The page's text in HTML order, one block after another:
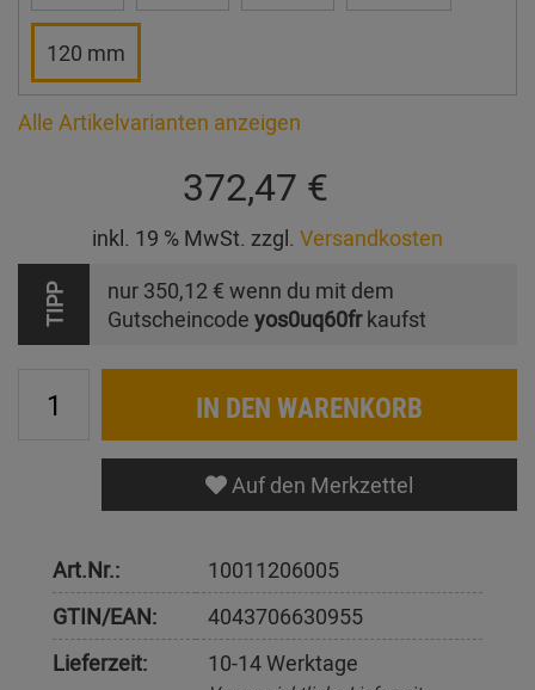
120 mm
Alle Artikelvarianten anzeigen
372,47 €
inkl. 19 % MwSt. zzgl. Versandkosten
TIPP nur 350,12 € wenn du mit dem
Gutscheincode yos0uq60frkaufst
IN DEN WARENKORB
Auf den Merkzettel
Art.Nr.:
10011206005
GTIN/EAN:
4043706630955
Lieferzeit:
10-14 Werktage